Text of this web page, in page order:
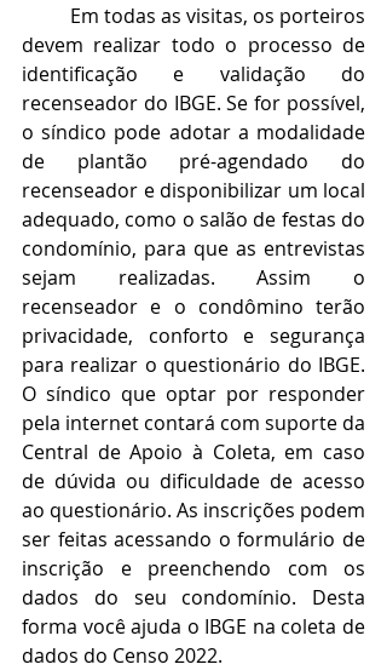
Em todas as visitas, os porteiros
devem realizar todo o processo de
identificação e validação do
recenseador do IBGE. Se for possível,
o síndico pode adotar a modalidade
de plantão pré-agendado do
recenseador e disponibilizar um local
adequado, como o salão de festas do
condomínio, para que as entrevistas
sejam realizadas. Assim o
recenseador e o condômino terão
privacidade, conforto e segurança
para realizar o questionário do IBGE.
O síndico que optar por responder
pela internet contará com suporte da
Central de Apoio à Coleta, em caso
de dúvida ou dificuldade de acesso
ao questionário. As inscrições podem
ser feitas acessando o formulário de
inscrição e preenchendo com os
dados do seu condomínio. Desta
forma você ajuda o IBGE na coleta de
dados do Censo 2022.